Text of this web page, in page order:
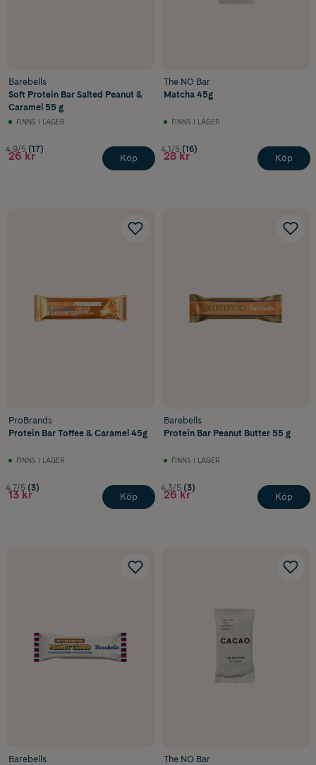
Barebells
Soft Protein Bar Salted Peanut &
Caramel 55 g
FINNS I LAGER
4.9/5 (17)
26 kr Köp
The NO Bar
Matcha 45g
FINNS I LAGER
4.1/5 (16)
28 kr Köp
ProBrands
Protein Bar Toffee & Caramel 45g
FINNS I LAGER
4.7/5 (3)
13 kr Köp
Barebells
Protein Bar Peanut Butter 55 g
FINNS I LAGER
4.3/5 (3)
26 kr Köp
Barebells
The NO Bar